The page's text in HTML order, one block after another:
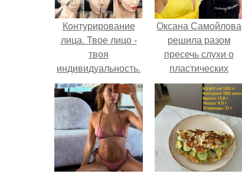
Контурирование
лица. Твое лицо -
твоя
индивидуальность.
Оксана Самойлова
решила разом
пресечь слухи о
пластических
операциях и
публично
прояснила
ситуацию.